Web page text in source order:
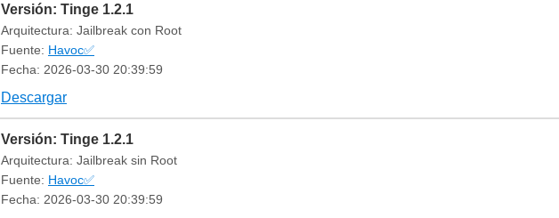
Versión: Tinge 1.2.1
Arquitectura: Jailbreak con Root
Fuente: Havoc✅
Fecha: 2026-03-30 20:39:59
Descargar
Versión: Tinge 1.2.1
Arquitectura: Jailbreak sin Root
Fuente: Havoc✅
Fecha: 2026-03-30 20:39:59